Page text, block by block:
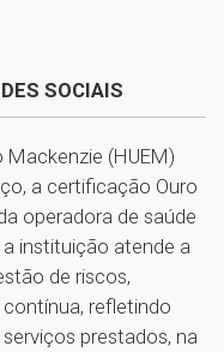
SOCIAIS
Mackenzie (HUEM)
a certificação Ouro
operadora de saúde
instituição atende a
de riscos,
refletindo
prestados, na